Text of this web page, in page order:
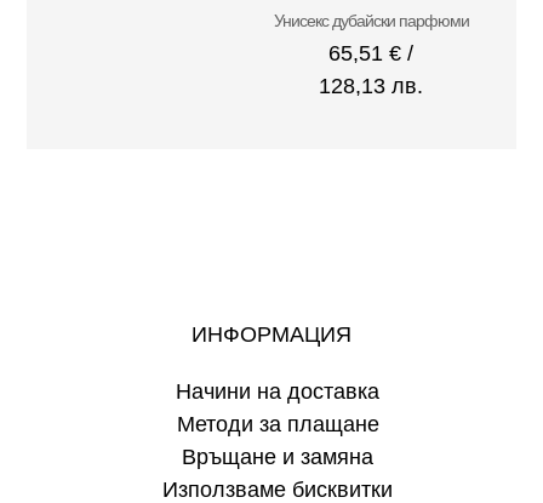
Унисекс дубайски парфюми
65,51€ /
128,13 лв.
ИНФОРМАЦИЯ
Начини на доставка
Методи за плащане
Връщане и замяна
Използваме бисквитки